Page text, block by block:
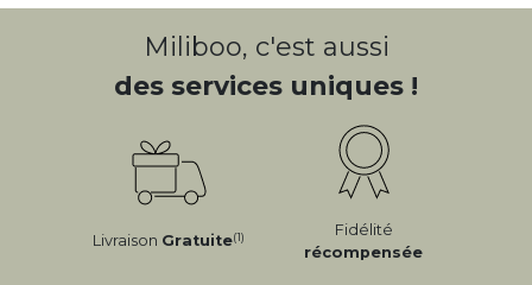
Miliboo, c'est aussi
des services uniques !
Livraison Gratuite(1)
Fidélité
récompensée